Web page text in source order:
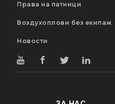
Права на патници
Воздухоплови без екипаж
Новости